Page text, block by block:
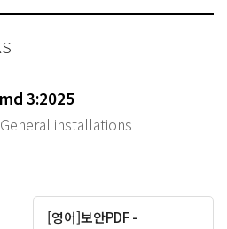
3:2025
installations
[영어]보안PDF -